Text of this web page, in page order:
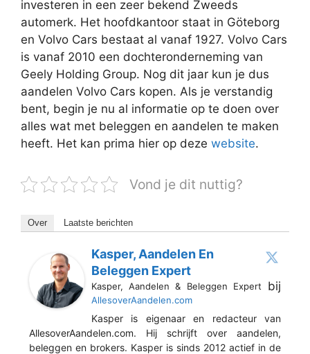
investeren in een zeer bekend Zweeds
automerk. Het hoofdkantoor staat in Göteborg
en Volvo Cars bestaat al vanaf 1927. Volvo Cars
is vanaf 2010 een dochteronderneming van
Geely Holding Group. Nog dit jaar kun je dus
aandelen Volvo Cars kopen. Als je verstandig
bent, begin je nu al informatie op te doen over
alles wat met beleggen en aandelen te maken
heeft. Het kan prima hier op deze website.
Vond je dit nuttig?
Over Laatste berichten
Kasper, Aandelen En
Beleggen Expert
Kasper, Aandelen & Beleggen Expert bij
AllesoverAandelen.com
Kasper is eigenaar en redacteur van
AllesoverAandelen.com. Hij schrijft over aandelen,
beleggen en brokers. Kasper is sinds 2012 actief in de